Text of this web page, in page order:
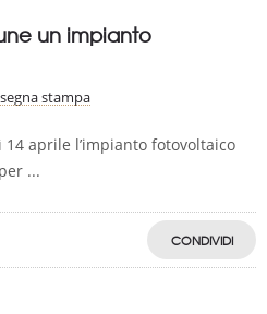
un impianto
stampa
aprile l’impianto fotovoltaico
...
CONDIVIDI